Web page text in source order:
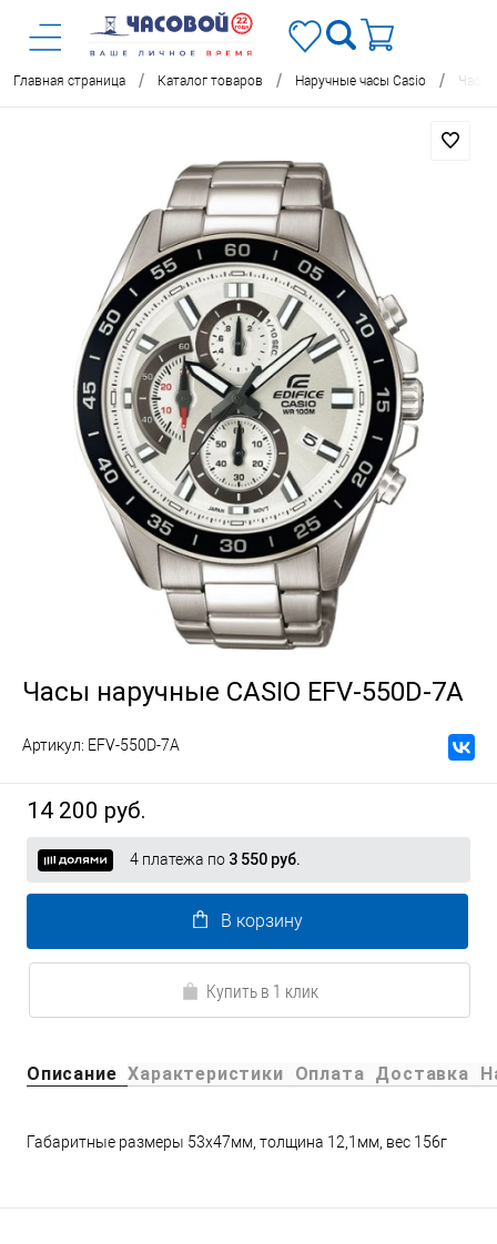
Главная страница / Каталог товаров / Наручные часы Casio / Часы
Часы наручные CASIO EFV-550D-7A
Артикул: EFV-550D-7A
14 200 руб.
4 платежа по 3 550 руб.
В корзину
Купить в 1 клик
Описание Характеристики Оплата Доставка
Габаритные размеры 53x47мм, толщина 12,1мм, вес 156г